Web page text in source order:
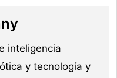
inteligencia
y tecnología y